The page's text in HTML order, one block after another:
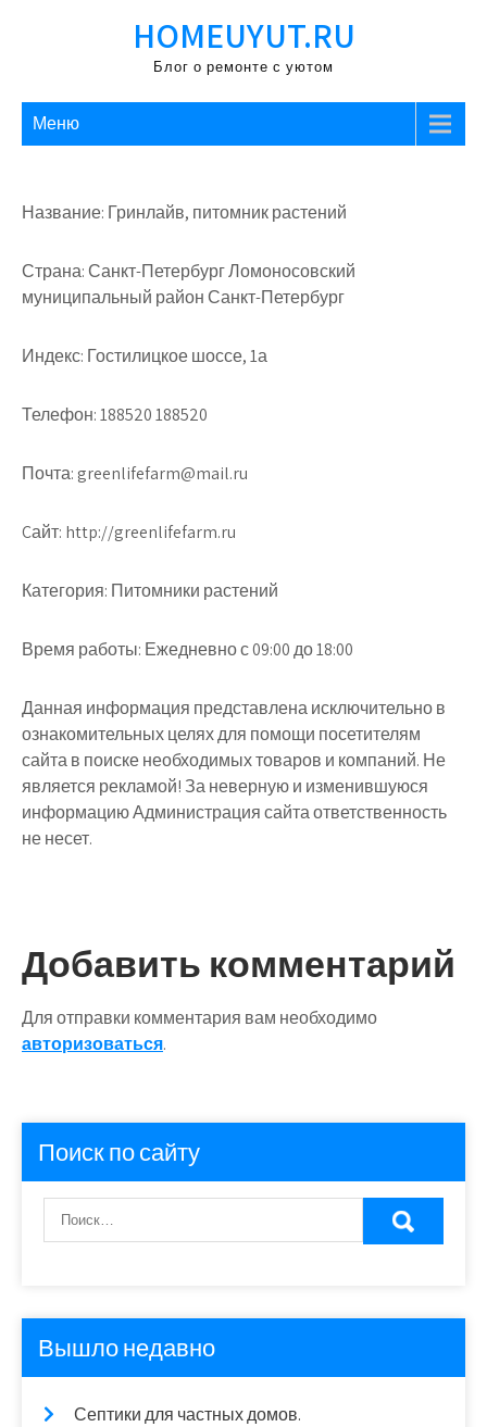
HOMEUYUT.RU
Блог о ремонте с уютом
Меню
Название: Гринлайв, питомник растений
Страна: Санкт-Петербург Ломоносовский
муниципальный район Санкт-Петербург
Индекс: Гостилицкое шоссе, 1а
Телефон: 188520 188520
Почта: greenlifefarm@mail.ru
Cайт: http://greenlifefarm.ru
Категория: Питомники растений
Время работы: Ежедневно с 09:00 до 18:00
Данная информация представлена исключительно в
ознакомительных целях для помощи посетителям
сайта в поиске необходимых товаров и компаний. Не
является рекламой! За неверную и изменившуюся
информацию Администрация сайта ответственность
не несет.
Добавить комментарий
Для отправки комментария вам необходимо
авторизоваться.
Поиск по сайту
Вышло недавно
Септики для частных домов.